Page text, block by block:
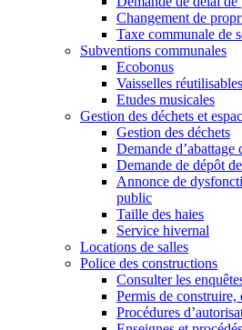
Changement de
Taxe communale de
Subventions communales
Ecobonus
Vaisselles réutilisables
Etudes musicales
Gestion des déchets et
Gestion des déchets
Demande d’abattage
Demande de dépôt
Annonce de
public
Taille des haies
Service hivernal
Locations de salles
Police des constructions
Consulter les
Permis de construire,
Procédures